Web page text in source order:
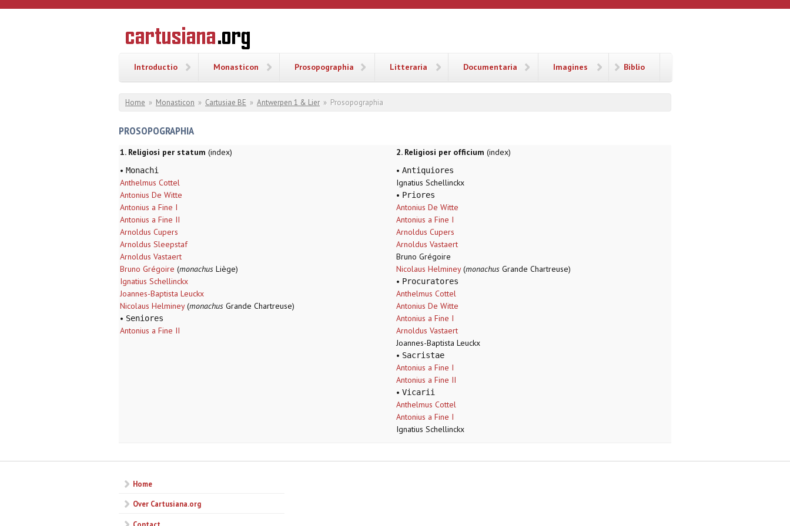
Overslaan en naar de inhoud gaan
CARTUSIANA
Geschiedenis
van de
Introductio Monasticon Prosopographia Litteraria Documentaria Imagines Biblio
U bent hier
Home » Monasticon » Cartusiae BE » Antwerpen 1 & Lier » Prosopographia
PROSOPOGRAPHIA
1. Religiosi per statum (index)
• Monachi
Anthelmus Cottel
Antonius De Witte
Antonius a Fine I
Antonius a Fine II
Arnoldus Cupers
Arnoldus Sleepstaf
Arnoldus Vastaert
Bruno Grégoire (monachus Liège)
Ignatius Schellinckx
Joannes-Baptista Leuckx
Nicolaus Helminey(monachus Grande Chartreuse)
• Seniores
Antonius a Fine II
2. Religiosi per officium (index)
• Antiquiores
Ignatius Schellinckx
• Priores
Antonius De Witte
Antonius a Fine I
Arnoldus Cupers
Arnoldus Vastaert
Bruno Grégoire
Nicolaus Helminey(monachus Grande Chartreuse)
• Procuratores
Anthelmus Cottel
Antonius De Witte
Antonius a Fine I
Arnoldus Vastaert
Joannes-Baptista Leuckx
• Sacristae
Antonius a Fine I
Antonius a Fine II
• Vicarii
Anthelmus Cottel
Antonius a Fine I
Ignatius Schellinckx
Home
Over Cartusiana.org